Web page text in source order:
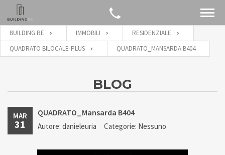
BUILDING RE IMMOBILI
RESIDENZIALE
QUADRATO BILOCALE-PLUS
QUADRATO_MANSARDA B404
BLOG
MAR
31
QUADRATO_Mansarda B404
Autore: danieleuria Categorie: Nessuno